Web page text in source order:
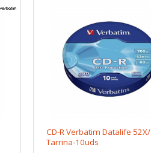
CD-R Verbatim Datalife 52X/
Tarrina-10uds